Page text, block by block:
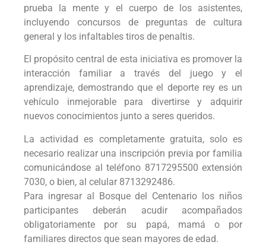
prueba la mente y el cuerpo de los asistentes,
incluyendo concursos de preguntas de cultura
general y los infaltables tiros de penaltis.
El propósito central de esta iniciativa es promover la
interacción familiar a través del juego y el
aprendizaje, demostrando que el deporte rey es un
vehículo inmejorable para divertirse y adquirir
nuevos conocimientos junto a seres queridos.
La actividad es completamente gratuita, solo es
necesario realizar una inscripción previa por familia
comunicándose al teléfono 8717295500 extensión
7030, o bien, al celular 8713292486.
Para ingresar al Bosque del Centenario los niños
participantes deberán acudir acompañados
obligatoriamente por su papá, mamá o por
familiares directos que sean mayores de edad.